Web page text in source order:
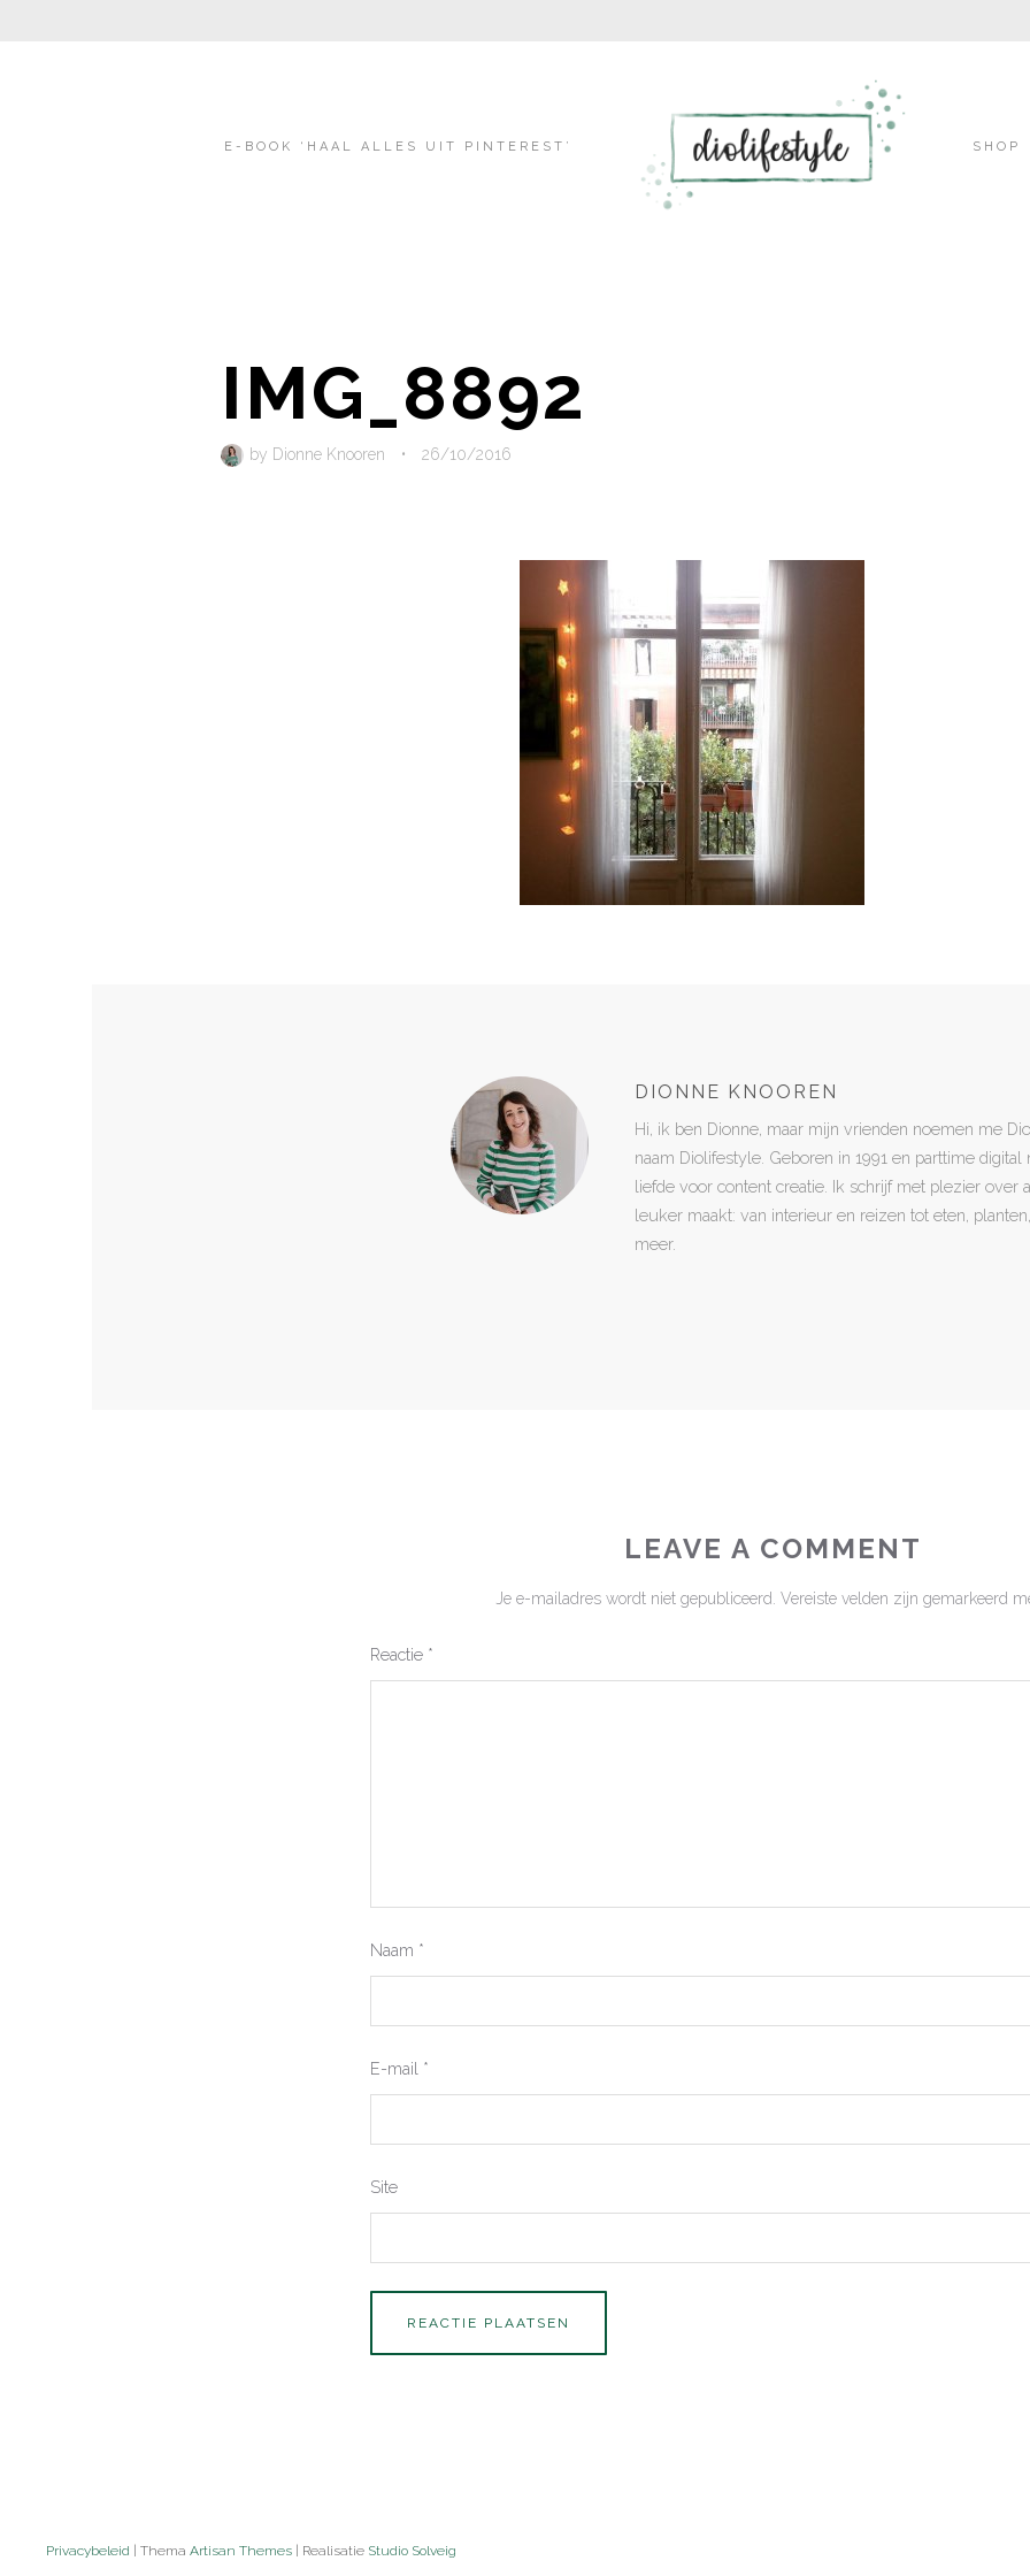
E-BOOK ‘HAAL ALLES UIT PINTEREST’ SHOP
IMG_8892
by Dionne Knooren • 26/10/2016
DIONNE KNOOREN
Hi, ik ben Dionne, maar mijn vrienden noemen me
naam Diolifestyle. Geboren in 1991 en parttime
liefde voor content creatie. Ik schrijf met plezier over
leuker maakt: van interieur en reizen tot eten,
meer.
LEAVE A COMMENT
Je e-mailadres wordt niet gepubliceerd. Vereiste velden zijn gemarkeerd
Reactie *
Naam *
E-mail *
Site
Privacybeleid | Thema Artisan Themes | Realisatie Studio Solveig